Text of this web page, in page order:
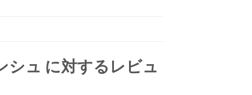
ュ に対するレビュ